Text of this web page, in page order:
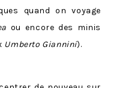
quand on voyage
ou encore des minis
Umberto Giannini).